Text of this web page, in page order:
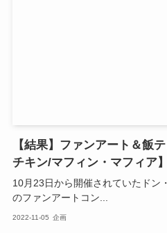
【結果】ファンアート＆飯
チキン/マフィン・マフィア】
10月23日から開催されていたドン
のファンアートコン...
2022-11-05 企画